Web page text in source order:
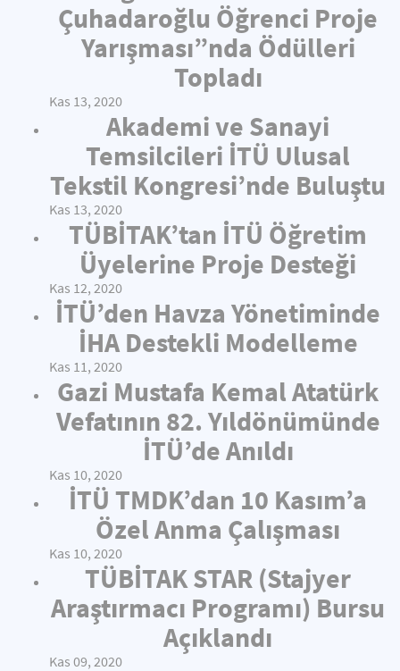
Çuhadaroğlu Öğrenci Proje
Yarışması”nda Ödülleri
Topladı
Kas 13, 2020
Akademi ve Sanayi
Temsilcileri İTÜ Ulusal
Tekstil Kongresi’nde Buluştu
Kas 13, 2020
TÜBİTAK’tan İTÜ Öğretim
Üyelerine Proje Desteği
Kas 12, 2020
İTÜ’den Havza Yönetiminde
İHA Destekli Modelleme
Kas 11, 2020
Gazi Mustafa Kemal Atatürk
Vefatının 82. Yıldönümünde
İTÜ’de Anıldı
Kas 10, 2020
İTÜ TMDK’dan 10 Kasım’a
Özel Anma Çalışması
Kas 10, 2020
TÜBİTAK STAR (Stajyer
Araştırmacı Programı) Bursu
Açıklandı
Kas 09, 2020